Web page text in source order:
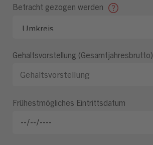
Betracht gezogen werden
Gehaltsvorstellung (Gesamtjahresbrutto)
Frühestmögliches Eintrittsdatum